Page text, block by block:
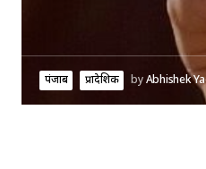
पंजाब प्रादेशिक byAbhishek